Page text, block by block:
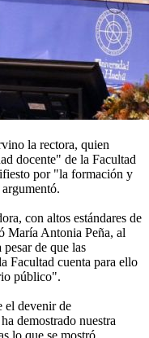
la rectora, quien
docente" de la Facultad
por "la formación y
con altos estándares de
María Antonia Peña, al
de que las
Facultad cuenta para ello
público".
el devenir de
demostrado nuestra